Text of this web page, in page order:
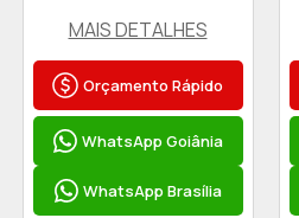
MAIS DETALHES
Orçamento Rápido
WhatsApp Goiânia
WhatsApp Brasília